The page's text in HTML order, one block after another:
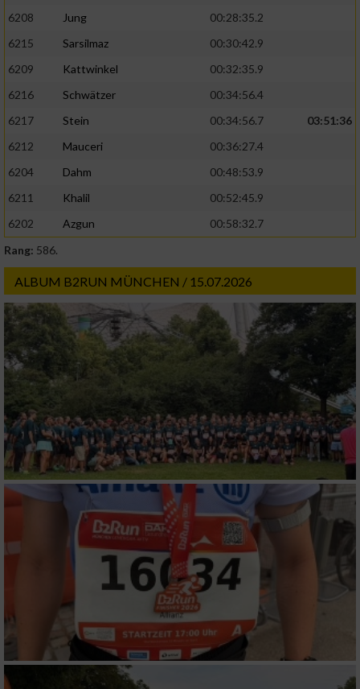
6208
Jung
00:28:35.2
6215
Sarsilmaz
00:30:42.9
6209
Kattwinkel
00:32:35.9
6216
Schwätzer
00:34:56.4
6217
Stein 00:34:56.7
03:51:36
6212
Mauceri
00:36:27.4
6204
Dahm
00:48:53.9
6211
Khalil
00:52:45.9
6202
Azgun
00:58:32.7
Rang: 586.
ALBUM B2RUN MÜNCHEN / 15.07.2026